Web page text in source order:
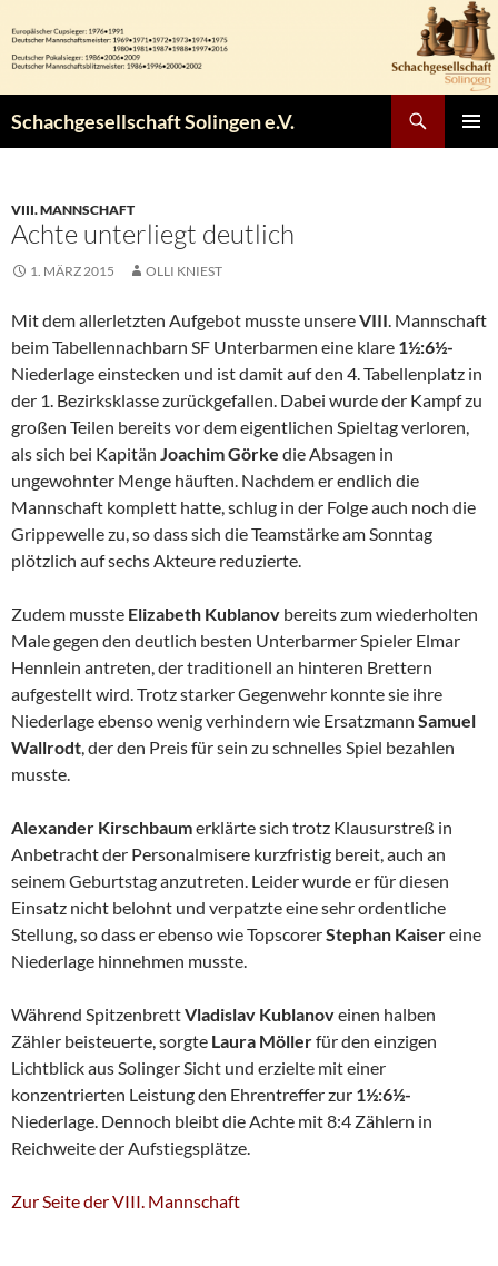
Inhalt
springen
Schachgesellschaft Solingen e.V.
VIII. MANNSCHAFT
Achte unterliegt deutlich
1. MÄRZ 2015 OLLI KNIEST
Mit dem allerletzten Aufgebot musste unsereVIII. Mannschaft
beim Tabellennachbarn SF Unterbarmen eine klare 1½:6½-
Niederlage einstecken und ist damit auf den 4. Tabellenplatz in
der 1. Bezirksklasse zurückgefallen. Dabei wurde der Kampf zu
großen Teilen bereits vor dem eigentlichen Spieltag verloren,
als sich bei Kapitän Joachim Görke die Absagen in
ungewohnter Menge häuften. Nachdem er endlich die
Mannschaft komplett hatte, schlug in der Folge auch noch die
Grippewelle zu, so dass sich die Teamstärke am Sonntag
plötzlich auf sechs Akteure reduzierte.
Zudem musste Elizabeth Kublanov bereits zum wiederholten
Male gegen den deutlich besten Unterbarmer Spieler Elmar
Hennlein antreten, der traditionell an hinteren Brettern
aufgestellt wird. Trotz starker Gegenwehr konnte sie ihre
Niederlage ebenso wenig verhindern wie Ersatzmann Samuel
Wallrodt, der den Preis für sein zu schnelles Spiel bezahlen
musste.
Alexander Kirschbaumerklärte sich trotz Klausurstreß in
Anbetracht der Personalmisere kurzfristig bereit, auch an
seinem Geburtstag anzutreten. Leider wurde er für diesen
Einsatz nicht belohnt und verpatzte eine sehr ordentliche
Stellung, so dass er ebenso wie TopscorerStephan Kaisereine
Niederlage hinnehmen musste.
Während SpitzenbrettVladislav Kublanoveinen halben
Zähler beisteuerte, sorgte Laura Möllerfür den einzigen
Lichtblick aus Solinger Sicht und erzielte mit einer
konzentrierten Leistung den Ehrentreffer zur 1½:6½-
Niederlage. Dennoch bleibt die Achte mit 8:4 Zählern in
Reichweite der Aufstiegsplätze.
Zur Seite der VIII. Mannschaft